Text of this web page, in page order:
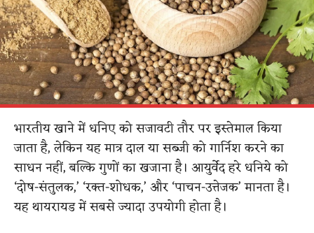
भारतीय खाने में धनिए को सजावटी तौर पर इस्तेमाल किया
जाता है, लेकिन यह मात्र दाल या सब्जी को गार्निश करने का
साधन नहीं, बल्कि गुणों का खजाना है। आयुर्वेद हरे धनिये को
‘दोष-संतुलक,’ ‘रक्त-शोधक,’ और ‘पाचन-उत्तेजक’ मानता है।
यह थायरायड में सबसे ज्यादा उपयोगी होता है।